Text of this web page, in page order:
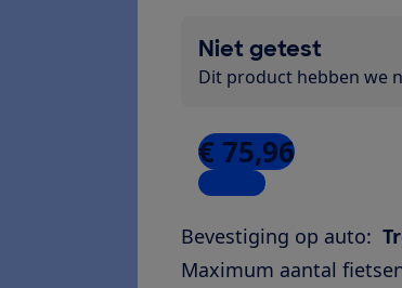
Niet getest
Dit product hebben we
€ 75,96
1 winkel
Bevestiging op auto:
Maximum aantal